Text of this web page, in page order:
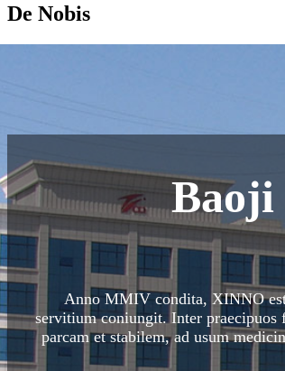
De Nobis
Baoji
Anno MMIV condita, XINNO est
servitium coniungit. Inter
parcam et stabilem, ad usum